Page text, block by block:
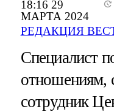
18:16 29
МАРТА 2024
РЕДАКЦИЯ
Специалист
отношениям,
сотрудник